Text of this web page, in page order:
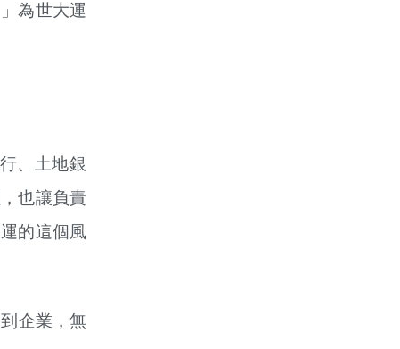
為世大運
、土地銀
也讓負責
的這個風
企業，無